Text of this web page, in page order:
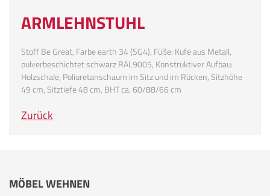
ARMLEHNSTUHL
Stoff Be Great, Farbe earth 34 (SG4), Füße: Kufe aus Metall,
pulverbeschichtet schwarz RAL9005, Konstruktiver Aufbau:
Holzschale, Poliuretanschaum im Sitz und im Rücken, Sitzhöhe
49 cm, Sitztiefe 48 cm, BHT ca. 60/88/66 cm
Zurück
MÖBEL WEHNEN